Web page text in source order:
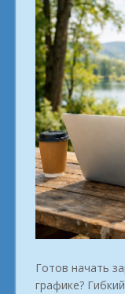
Готов начать
графике?